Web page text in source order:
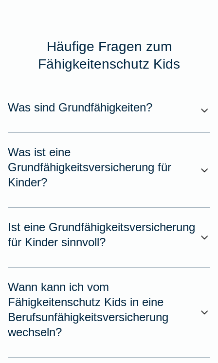
Häufige Fragen zum
Fähigkeitenschutz Kids
Was sind Grundfähigkeiten?
Was ist eine
Grundfähigkeitsversicherung für
Kinder?
Ist eine Grundfähigkeitsversicherung
für Kinder sinnvoll?
Wann kann ich vom
Fähigkeitenschutz Kids in eine
Berufsunfähigkeitsversicherung
wechseln?